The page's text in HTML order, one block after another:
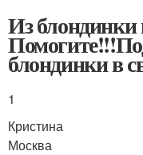
Из блондинки
блондинки в
1
Кристина
Москва